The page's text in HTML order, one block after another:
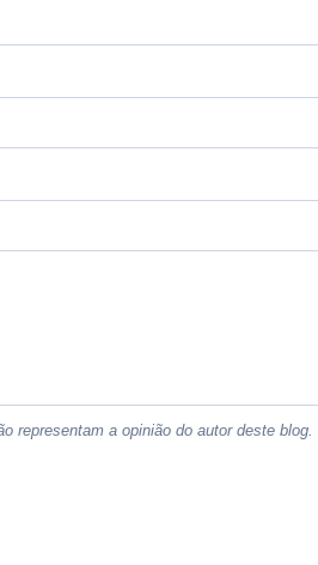
representam a opinião do autor deste blog.